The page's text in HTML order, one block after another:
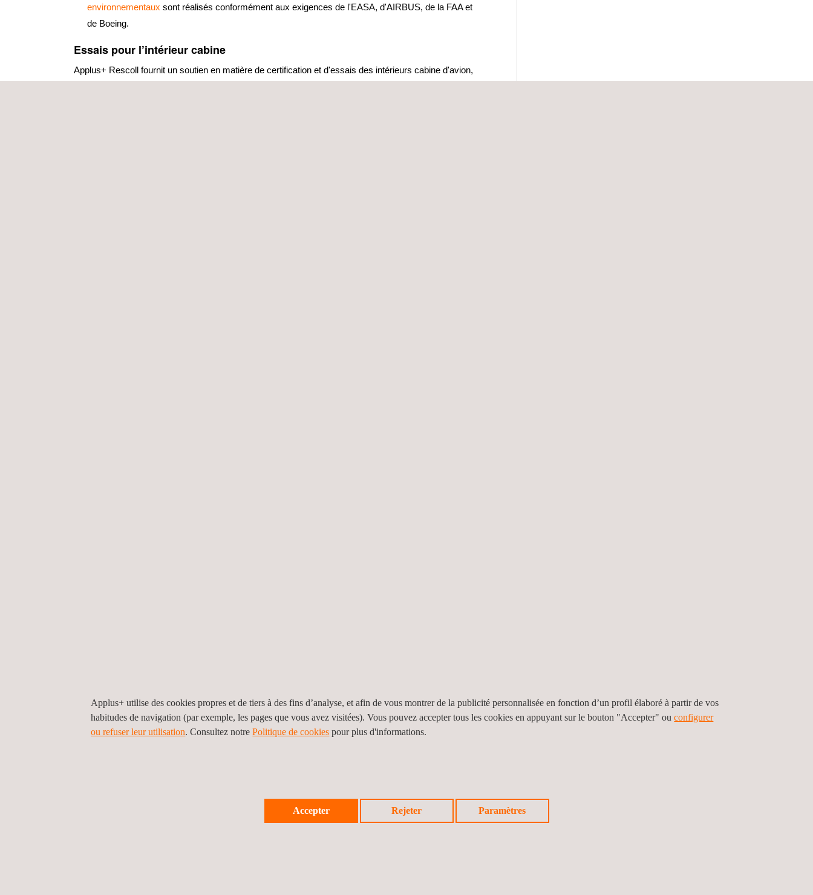
environnementaux sont réalisés conformément aux exigences de l'EASA, d'AIRBUS, de la FAA et
de Boeing.
Essais pour l’intérieur cabine
Applus+ Rescoll fournit un soutien en matière de certification et d'essais des intérieurs cabine d'avion,
En outre, il s'agit de quelques-uns des tests qui peuvent être réalisés dans le cadre de la norme ISO
10993-18:
Analyse des éléments métalliques et minéraux par spectroscopie ICP - OES (analyse quantitative
Applus+ utilise des cookies propres et de tiers à des fins d’analyse, et afin de vous montrer de la publicité personnalisée en fonction d’un profil élaboré à partir de vos
habitudes de navigation (par exemple, les pages que vous avez visitées). Vous pouvez accepter tous les cookies en appuyant sur le bouton "Accepter" ouconfigurer
ou refuser leur utilisation. Consultez notrePolitique de cookies pour plus d'informations.
Accepter Rejeter Paramètres